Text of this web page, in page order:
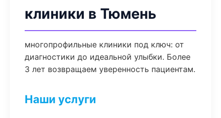
клиники в Тюмень
многопрофильные клиники под ключ: от
диагностики до идеальной улыбки. Более
3 лет возвращаем уверенность пациентам.
Наши услуги